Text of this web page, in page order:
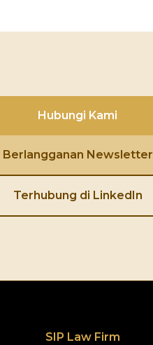
Hubungi Kami
Berlangganan Newsletter
Terhubung di LinkedIn
SIP Law Firm